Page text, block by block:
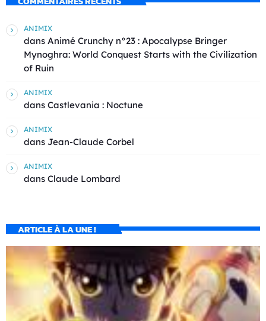
ANIMIX
dans Animé Crunchy n°23 : Apocalypse Bringer
Mynoghra: World Conquest Starts with the Civilization
of Ruin
ANIMIX
dans Castlevania : Noctune
ANIMIX
dans Jean-Claude Corbel
ANIMIX
dans Claude Lombard
ARTICLE À LA UNE !